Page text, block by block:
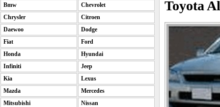
Toyota
Bmw
Chevrolet
Chrysler
Citroen
Daewoo
Dodge
Fiat
Ford
Honda
Hyundai
Infiniti
Jeep
Kia
Lexus
Mazda
Mercedes
Mitsubishi
Nissan